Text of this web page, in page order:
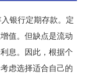
银行定期存款。定
值。但缺点是流动
息。因此，根据个
虑选择适合自己的